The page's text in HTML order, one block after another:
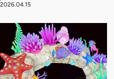
2026.04.15